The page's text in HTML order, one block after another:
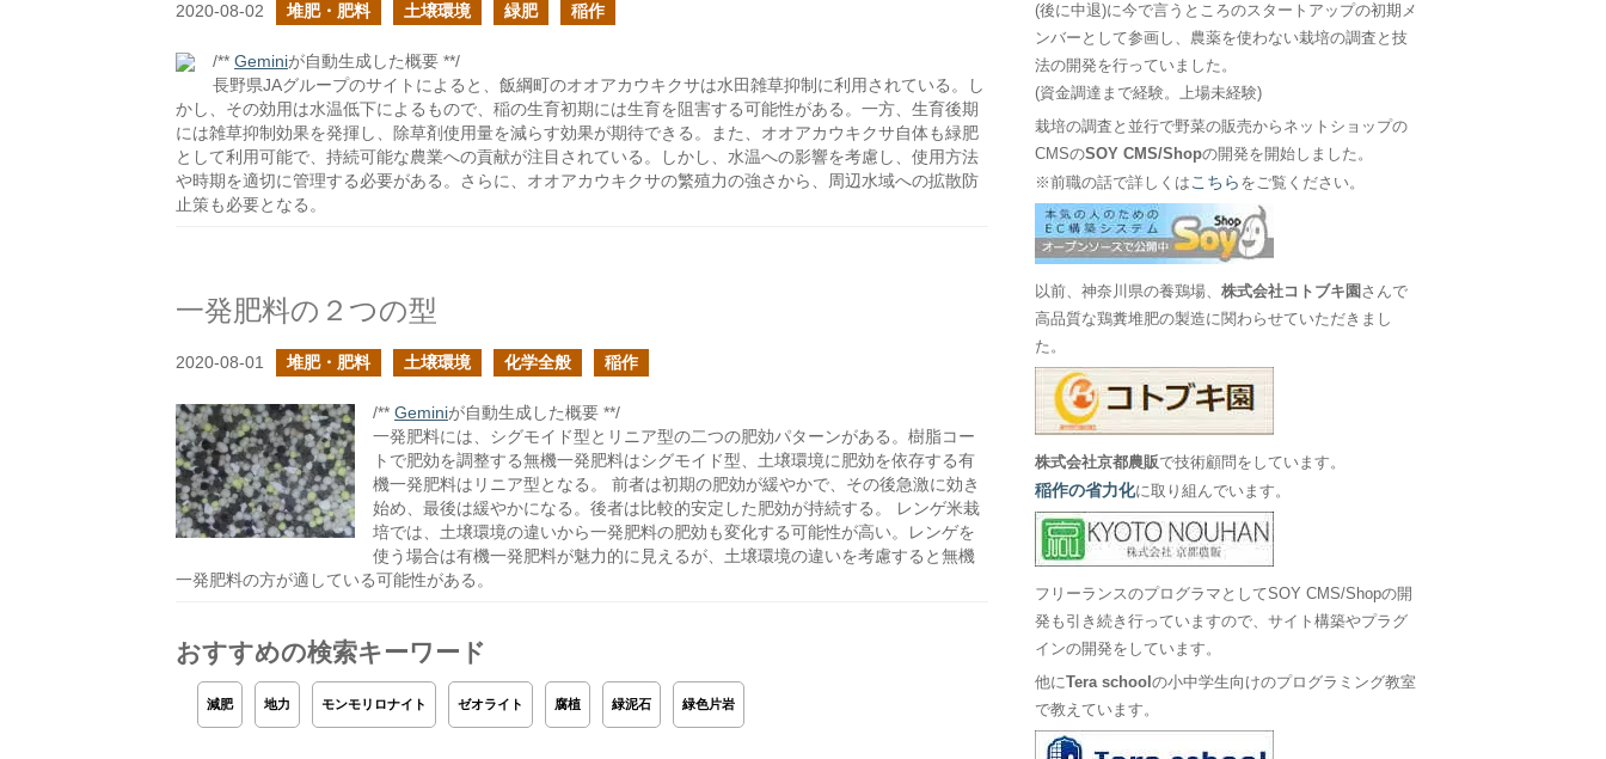
2020-08-02 堆肥・肥料 土壌環境 緑肥 稲作
/** Geminiが自動生成した概要 **/
長野県JAグループのサイトによると、飯綱町のオオアカウキクサは水田雑草抑制に利用されている。し
かし、その効用は水温低下によるもので、稲の生育初期には生育を阻害する可能性がある。一方、生育後期
には雑草抑制効果を発揮し、除草剤使用量を減らす効果が期待できる。また、オオアカウキクサ自体も緑肥
として利用可能で、持続可能な農業への貢献が注目されている。しかし、水温への影響を考慮し、使用方法
や時期を適切に管理する必要がある。さらに、オオアカウキクサの繁殖力の強さから、周辺水域への拡散防
止策も必要となる。
一発肥料の２つの型
2020-08-01 堆肥・肥料 土壌環境 化学全般 稲作
/** Geminiが自動生成した概要 **/
一発肥料には、シグモイド型とリニア型の二つの肥効パターンがある。樹脂コー
トで肥効を調整する無機一発肥料はシグモイド型、土壌環境に肥効を依存する有
機一発肥料はリニア型となる。 前者は初期の肥効が緩やかで、その後急激に効き
始め、最後は緩やかになる。後者は比較的安定した肥効が持続する。 レンゲ米栽
培では、土壌環境の違いから一発肥料の肥効も変化する可能性が高い。レンゲを
使う場合は有機一発肥料が魅力的に見えるが、土壌環境の違いを考慮すると無機
一発肥料の方が適している可能性がある。
おすすめの検索キーワード
減肥 地力 モンモリロナイト ゼオライト 腐植 緑泥石 緑色片岩
(後に中退)に今で言うところのスタートアップの初期メ
ンバーとして参画し、農薬を使わない栽培の調査と技
法の開発を行っていました。
(資金調達まで経験。上場未経験)
栽培の調査と並行で野菜の販売からネットショップの
CMSのSOY CMS/Shopの開発を開始しました。
※前職の話で詳しくは こちら をご覧ください。
以前、神奈川県の養鶏場、株式会社コトブキ園 さんで
高品質な鶏糞堆肥の製造に関わらせていただきまし
た。
株式会社京都農販で技術顧問をしています。
稲作の省力化に取り組んでいます。
フリーランスのプログラマとしてSOY CMS/Shopの開
発も引き続き行っていますので、サイト構築やプラグ
インの開発をしています。
他にTera schoolの小中学生向けのプログラミング教室
で教えています。